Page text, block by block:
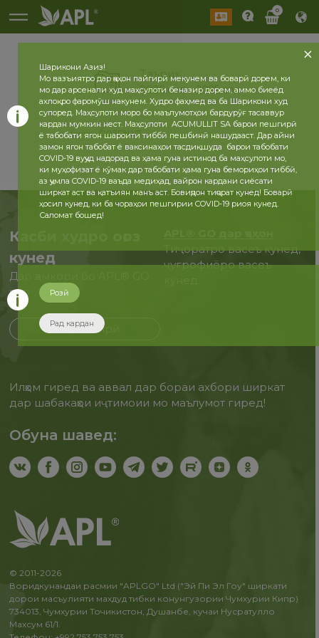
0
Таърих
2026 сол 2025 сол
бозгашт
Касби худро оғоз
кунед
Дар ҳамкорӣ бо APL® GO
ҳоло
Бақайдгирӣ
Тиҷоратро васеъ кунед,
ҷуғрофиёро васеъ
Илҳом гиред ва аввал дар бораи ахбори ширкат
дар шабакаҳои иҷтимоии мо маълумот гиред!
Обуна шавед:
© 2011-2026
Воридкунандаи расмии "APLGO" Ltd ("Эй Пи Эл Гоу" ширкати
дорои масъулияти махдуд тибки конунгузории Чумхурии Кипр)
734013, Чумхурии Точикистон, Душанбе, кучаи Нусратулло
Махсум 61/1.
Шарикони Азиз!
Мо вазъиятро дар ҷаҳон пайгирӣ мекунем ва боварӣ дорем, ки
мо дар арсенали худ маҳсулоти беназир дорем, аммо биеёд
ахлоқро фаромӯш накунем. Худро фаҳмед ва ба Шарикони худ
супоред. Маҳсулоти моро бо маълумотҳои бардурӯғ тасаввур
кардан мумкин нест. Маҳсулоти ACUMULLIT SA барои пешгирӣ
ё табобати ягон шароити тиббӣ пешбинӣ нашудааст. Дар айни
замон ягон табобат ё ваксинаҳои тасдиқшуда барои табобати
COVID-19 вуҷуд надорад ва ҳама гуна истинод ба маҳсулоти мо,
ки муҳофизат ё кӯмак дар табобати ҳама гуна бемориҳои тиббӣ,
аз ҷумла COVID-19 ваъда медиҳад, вайрон кардани сиёсати
ширкат аст ва қатъиян манъ аст. Бовиҷдон тиҷорат кунед! Боварӣ
ҳосил кунед, ки ба чораҳои пешгирии COVID-19 риоя кунед.
Саломат бошед!
Розӣ
Рад кардан